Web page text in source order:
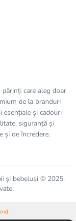
care aleg doar
de la branduri
esențiale și cadouri
siguranță și
și de încredere.
și bebeluși © 2025.